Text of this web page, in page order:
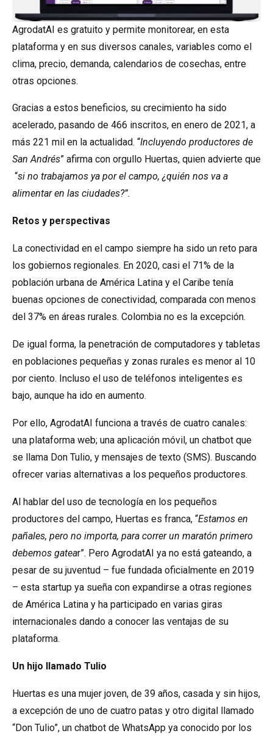
AgrodatAI es gratuito y permite monitorear, en esta
plataforma y en sus diversos canales, variables como el
clima, precio, demanda, calendarios de cosechas, entre
otras opciones.
Gracias a estos beneficios, su crecimiento ha sido
acelerado, pasando de 466 inscritos, en enero de 2021, a
más 221 mil en la actualidad. “Incluyendo productores de
San Andrés” afirma con orgullo Huertas, quien advierte que
“si no trabajamos ya por el campo, ¿quién nos va a
alimentar en las ciudades?”.
Retos y perspectivas
La conectividad en el campo siempre ha sido un reto para
los gobiernos regionales. En 2020, casi el 71% de la
población urbana de América Latina y el Caribe tenía
buenas opciones de conectividad, comparada con menos
del 37% en áreas rurales. Colombia no es la excepción.
De igual forma, la penetración de computadores y tabletas
en poblaciones pequeñas y zonas rurales es menor al 10
por ciento. Incluso el uso de teléfonos inteligentes es
bajo, aunque ha ido en aumento.
Por ello, AgrodatAI funciona a través de cuatro canales:
una plataforma web; una aplicación móvil, un chatbot que
se llama Don Tulio, y mensajes de texto (SMS). Buscando
ofrecer varias alternativas a los pequeños productores.
Al hablar del uso de tecnología en los pequeños
productores del campo, Huertas es franca, “Estamos en
pañales, pero no importa, para correr un maratón primero
debemos gatear”. Pero AgrodatAI ya no está gateando, a
pesar de su juventud – fue fundada oficialmente en 2019
– esta startup ya sueña con expandirse a otras regiones
de América Latina y ha participado en varias giras
internacionales dando a conocer las ventajas de su
plataforma.
Un hijo llamado Tulio
Huertas es una mujer joven, de 39 años, casada y sin hijos,
a excepción de uno de cuatro patas y otro digital llamado
“Don Tulio”, un chatbot de WhatsApp ya conocido por los